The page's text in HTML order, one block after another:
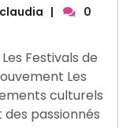
|
0
Festivals de
Les
culturels
passionnés